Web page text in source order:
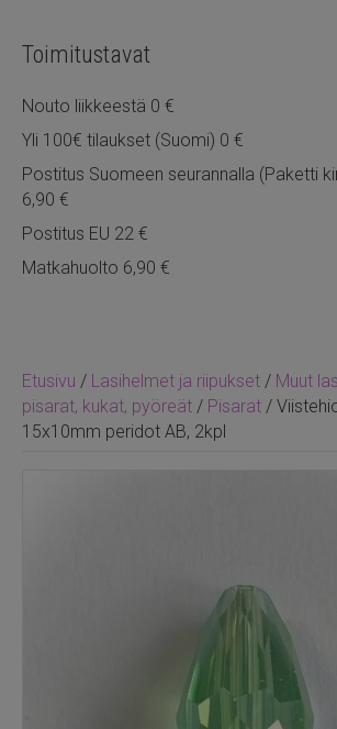
Etusivu / Lasihelmet ja riipukset / Muut
pisarat, kukat, pyöreät / Pisarat /
15x10mm peridot AB, 2kpl
Toimitustavat
Nouto liikkeestä 0 €
Yli 100€ tilaukset (Suomi) 0 €
Postitus Suomeen seurannalla (Paketti
6,90 €
Postitus EU 22 €
Matkahuolto 6,90 €